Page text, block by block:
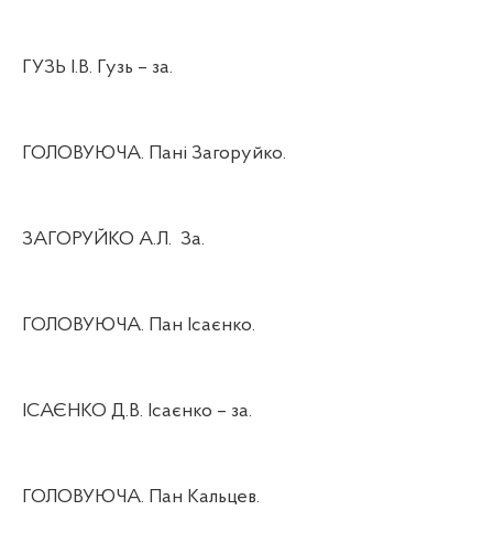
ГУЗЬ І.В. Гузь – за.
ГОЛОВУЮЧА. Пані Загоруйко.
ЗАГОРУЙКО А.Л. За.
ГОЛОВУЮЧА. Пан Ісаєнко.
ІСАЄНКО Д.В. Ісаєнко – за.
ГОЛОВУЮЧА. Пан Кальцев.